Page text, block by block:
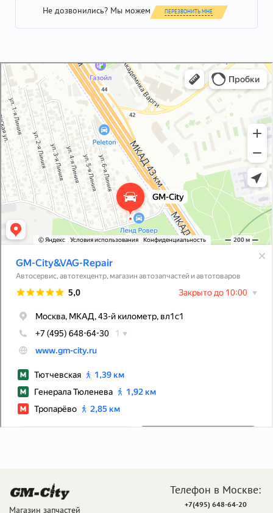
Не дозвонились? Мы можем ПЕРЕЗВОНИТЬ МНЕ
GM-City&VAG-Repair
Автосервис, автотехцентр в Москве
Магазин автозапчастей и автотоваров в Москве
Магазин запчастей
Телефон в Москве:
+7(495) 648-64-20